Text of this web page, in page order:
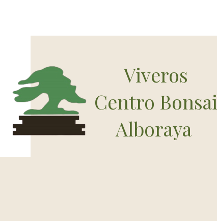
Viveros
Centro Bonsai
Alboraya